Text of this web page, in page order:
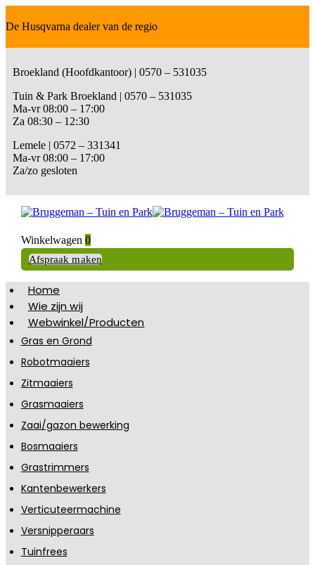
De Husqvarna dealer van de regio
Broekland (Hoofdkantoor) | 0570 – 531035
Tuin & Park Broekland | 0570 – 531035
Ma-vr 08:00 – 17:00
Za 08:30 – 12:30
Lemele | 0572 – 331341
Ma-vr 08:00 – 17:00
Za/zo gesloten
Winkelwagen 0
Afspraak maken
Home
Wie zijn wij
Webwinkel/Producten
Gras en Grond
Robotmaaiers
Zitmaaiers
Grasmaaiers
Zaai/gazon bewerking
Bosmaaiers
Grastrimmers
Kantenbewerkers
Verticuteermachine
Versnipperaars
Tuinfrees